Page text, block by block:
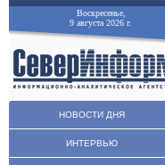
Воскресенье,
9 августа 2026 г.
НОВОСТИ ДНЯ
ИНТЕРВЬЮ